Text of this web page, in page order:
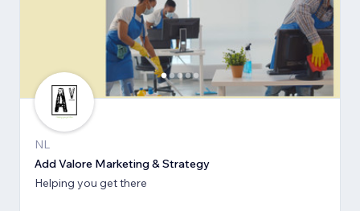
NL
Add Valore Marketing & Strategy
Helping you get there